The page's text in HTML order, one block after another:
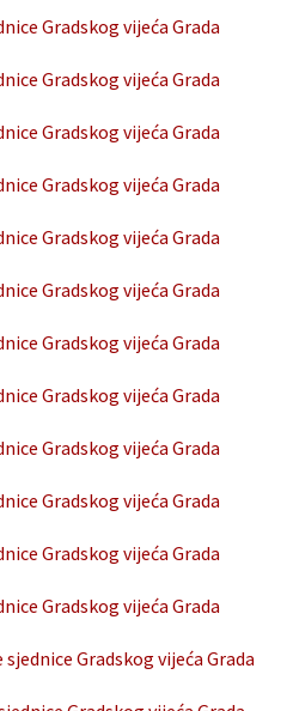
Gradskog vijeća Grada
Gradskog vijeća Grada
Gradskog vijeća Grada
Gradskog vijeća Grada
Gradskog vijeća Grada
Gradskog vijeća Grada
Gradskog vijeća Grada
Gradskog vijeća Grada
Gradskog vijeća Grada
Gradskog vijeća Grada
Gradskog vijeća Grada
Gradskog vijeća Grada
Gradskog vijeća Grada